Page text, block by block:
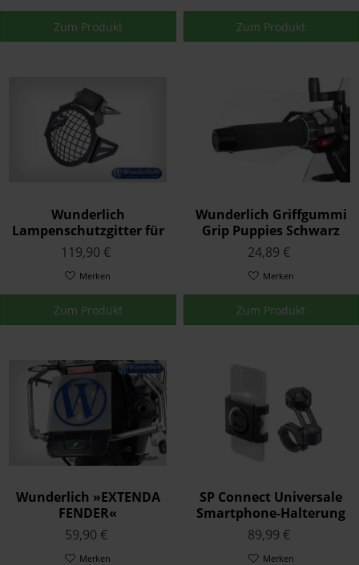
Zum Produkt Zum Produkt
Wunderlich
Lampenschutzgitter für
Zusatzscheinwerfer
Atom Satz Schwarz
119,90 €
Merken
Zum Produkt
Wunderlich Griffgummi
Grip Puppies Schwarz
2er Set
24,89 €
Merken
Zum Produkt
Wunderlich »EXTENDA
FENDER«
Hinterradabdeckung -
BMW-Emblem - schwarz
59,90 €
Merken
SP Connect Universale
Smartphone-Halterung
Moto Bundle - schwarz
89,99 €
Merken